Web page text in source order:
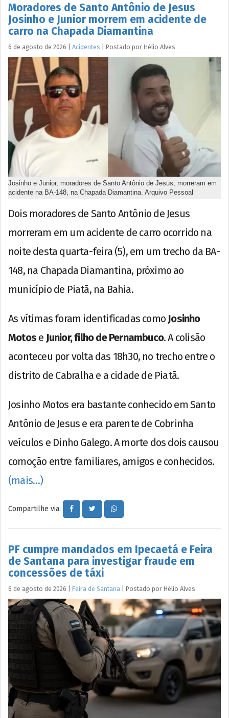
Moradores de Santo Antônio de Jesus
Josinho e Junior morrem em acidente de
carro na Chapada Diamantina
6 de agosto de 2026 Acidentes Postado por Hélio Alves
Josinho e Junior, moradores de Santo Antônio de Jesus, morreram em
acidente na BA-148, na Chapada Diamantina. Arquivo Pessoal
Dois moradores de Santo Antônio de Jesus
morreram em um acidente de carro ocorrido na
noite desta quarta-feira (5), em um trecho da BA-
148, na Chapada Diamantina, próximo ao
município de Piatã, na Bahia.
As vítimas foram identificadas como Josinho
Motos e Junior, filho de Pernambuco. A colisão
aconteceu por volta das 18h30, no trecho entre o
distrito de Cabralha e a cidade de Piatã.
Josinho Motos era bastante conhecido em Santo
Antônio de Jesus e era parente de Cobrinha
veículos e Dinho Galego. A morte dos dois causou
comoção entre familiares, amigos e conhecidos.
(mais…)
Compartilhe via:
PF cumpre mandados em Ipecaetá e Feira
de Santana para investigar fraude em
concessões de táxi
6 de agosto de 2026 Feira de Santana Postado por Hélio Alves